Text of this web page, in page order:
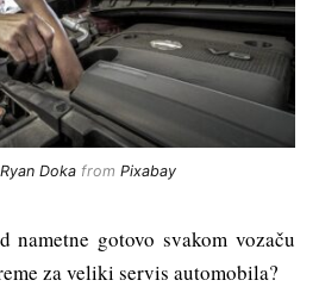
Ryan Dokafrom Pixabay
nametne gotovo svakom vozaču
za veliki servis automobila?